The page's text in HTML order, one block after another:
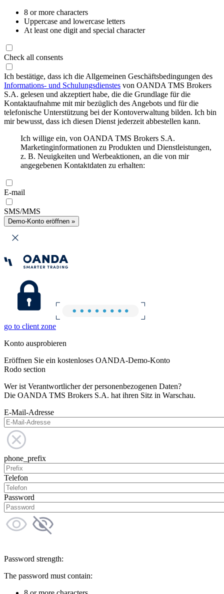
8 or more characters
Uppercase and lowercase letters
At least one digit and special character
Check all consents
Ich bestätige, dass ich die Allgemeinen Geschäftsbedingungen des
Informations- und Schulungsdienstes von OANDA TMS Brokers
S.A. gelesen und akzeptiert habe, die die Grundlage für die
Kontaktaufnahme mit mir bezüglich des Angebots und für die
telefonische Unterstützung bei der Kontoverwaltung bilden. Ich bin
mir bewusst, dass ich diesen Dienst jederzeit abbestellen kann.
Ich willige ein, von OANDA TMS Brokers S.A.
Marketinginformationen zu Produkten und Dienstleistungen,
z. B. Neuigkeiten und Werbeaktionen, an die von mir
angegebenen Kontaktdaten zu erhalten:
E-mail
SMS/MMS
Demo-Konto eröffnen »
go to client zone
Konto ausprobieren
Eröffnen Sie ein kostenloses OANDA-Demo-Konto
Rodo section
Wer ist Verantwortlicher der personenbezogenen Daten?
Die OANDA TMS Brokers S.A. hat ihren Sitz in Warschau.
E-Mail-Adresse
phone_prefix
Telefon
Password
Password strength:
The password must contain: